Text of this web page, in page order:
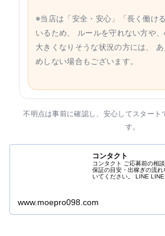
※当店は「安全・安心」「長く働け
いるため、 ルールを守れない方や
大きくなりそうな状況の方には、
めしない場合もございます。
不明点は事前に確認し、安心してスタート
す。
コンタクト
コンタクト ご応募前の相
保証の目安・出稼ぎの流
いてください。 LINE LINE
www.moepro098.com